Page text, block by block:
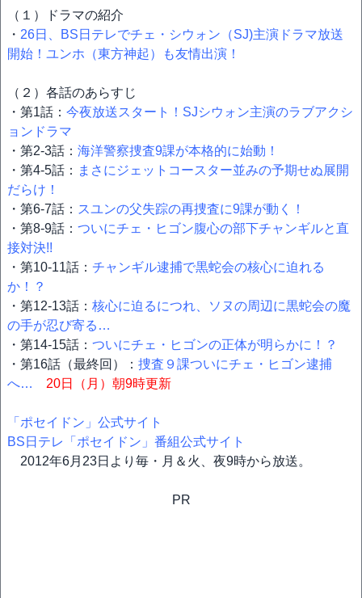
（１）ドラマの紹介
・ 26日、BS日テレでチェ・シウォン（SJ)主演ドラマ放送
開始！ユンホ（東方神起）も友情出演！
（２）各話のあらすじ
・第1話： 今夜放送スタート！SJシウォン主演のラブアクシ
ョンドラマ
・第2-3話： 海洋警察捜査9課が本格的に始動！
・第4-5話： まさにジェットコースター並みの予期せぬ展開
だらけ！
・第6-7話： スユンの父失踪の再捜査に9課が動く！
・第8-9話： ついにチェ・ヒゴン腹心の部下チャンギルと直
接対決!!
・第10-11話： チャンギル逮捕で黒蛇会の核心に迫れる
か！？
・第12-13話： 核心に迫るにつれ、ソヌの周辺に黒蛇会の魔
の手が忍び寄る…
・第14-15話： ついにチェ・ヒゴンの正体が明らかに！？
・第16話（最終回）： 捜査９課ついにチェ・ヒゴン逮捕
へ…
20日（月）朝9時更新
「ポセイドン」公式サイト
BS日テレ「ポセイドン」番組公式サイト
2012年6月23日より毎・月＆火、夜9時から放送。
PR